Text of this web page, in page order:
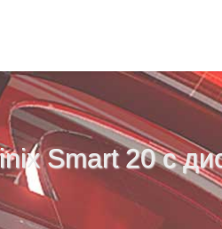
Smart 20 с